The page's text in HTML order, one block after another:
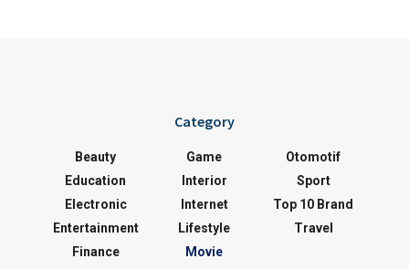
Category
Beauty
Education
Electronic
Entertainment
Finance
Game
Interior
Internet
Lifestyle
Movie
Otomotif
Sport
Top 10 Brand
Travel